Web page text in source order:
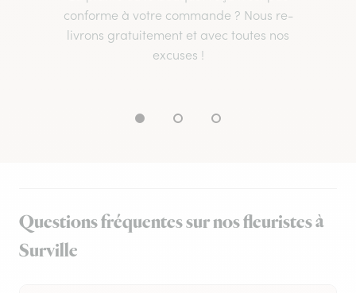
conforme à votre commande ? Nous re-
livrons gratuitement et avec toutes nos
excuses !
Questions fréquentes sur nos fleuristes à
Surville